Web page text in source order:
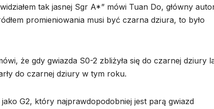
tak jasnej Sgr A*” mówi Tuan Do, główny
promieniowania musi być czarna dziura, to było
że gdy gwiazda S0-2 zbliżyła się do czarnej dziury
do czarnej dziury w tym roku.
G2, który najprawdopodobniej jest parą gwiazd